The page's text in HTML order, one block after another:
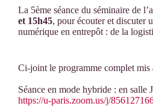
La 5ème séance du séminaire de
et 15h45, pour écouter et discuter
numérique en entrepôt : de la
Ci-joint le programme complet mis
Séance en mode hybride : en
https://u-paris.zoom.us/j/